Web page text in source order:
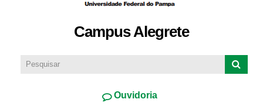
Campus Alegrete
Ouvidoria